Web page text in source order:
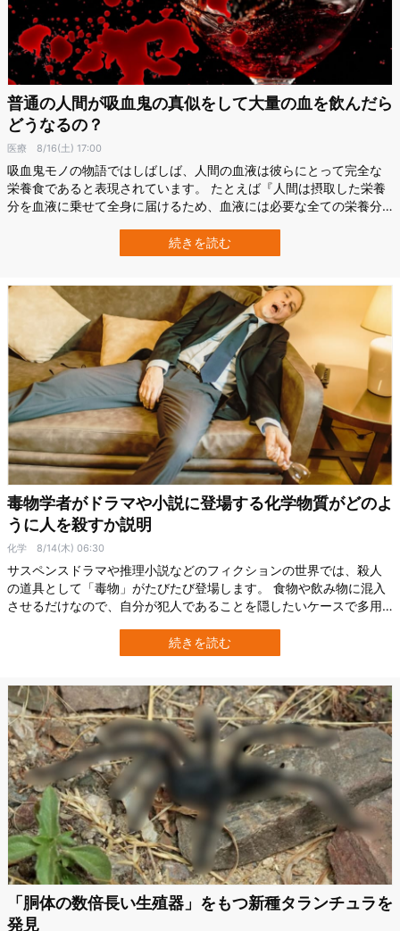
普通の人間が吸血鬼の真似をして大量の血を飲んだら
どうなるの？
医療 8/16(土) 17:00
吸血鬼モノの物語ではしばしば、人間の血液は彼らにとって完全な
栄養食であると表現されています。 たとえば『人間は摂取した栄養
分を血液に乗せて全身に届けるため、血液には必要な全ての栄養分
す。 では、人間が人間の血をそのまま主食にすることはできるので
しょうか？ 答えから言えば、どうやら「ダメ」なようです。 数滴の
続きを読む
毒物学者がドラマや小説に登場する化学物質がどのよ
うに人を殺すか説明
化学 8/14(木) 06:30
サスペンスドラマや推理小説などのフィクションの世界では、殺人
の道具として「毒物」がたびたび登場します。 食物や飲み物に混入
させるだけなので、自分が犯人であることを隠したいケースで多用
や犯人の動機に焦点が当てられ、毒物が被害者をどのように殺すの
か詳しく説明されることは稀です。 そこでアメリカ・コロラド州立
続きを読む
「胴体の数倍長い生殖器」をもつ新種タランチュラを
発見